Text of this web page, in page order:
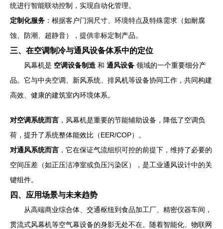
统进行智能联动控制，实现自动化管理。
定制化服务 ：根据客户门洞尺寸、环境特点及特殊需求（如耐腐
蚀、防潮、超静音），提供非标定制产品。
三、在空调制冷与通风设备体系中的定位
风幕机是 空调设备制造 和 通风设备 领域的一个重要细分产
品。它与中央空调、新风系统、排风机等设备协同工作，共同构建
高效、健康的建筑室内环境体系。
对空调系统而言 ，风幕机是重要的节能辅助设备，降低了空调负
荷，提升了系统整体能效比（EER/COP）。
对通风系统而言 ，它在保证气流组织可控的前提下，维持了必要的
空间压差（如正压洁净室或负压污染区），是工业通风设计中的关
键组件。
四、应用场景与未来趋势
从高端商业综合体、交通枢纽到食品加工厂、精密仪器车间，
贯流式风幕机等空气幕设备的身影无处不在。随着智能化、物联网